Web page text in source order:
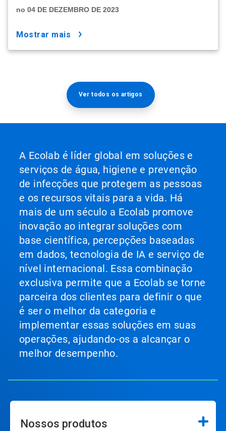
no 04 DE DEZEMBRO DE 2023
mostrar mais
Ver todos os artigos
A Ecolab é líder global em soluções e
serviços de água, higiene e prevenção
de infecções que protegem as pessoas
e os recursos vitais para a vida. Há
mais de um século a Ecolab promove
inovação ao integrar soluções com
base científica, percepções baseadas
em dados, tecnologia de IA e serviço de
nível internacional. Essa combinação
exclusiva permite que a Ecolab se torne
parceira dos clientes para definir o que
é ser o melhor da categoria e
implementar essas soluções em suas
operações, ajudando-os a alcançar o
melhor desempenho.
Nossos produtos